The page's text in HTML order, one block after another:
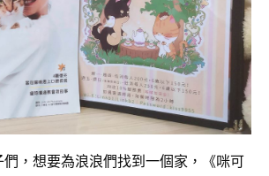
們，想要為浪浪們找到一個家，《咪可